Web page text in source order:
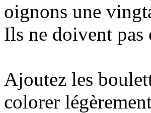
oignons une
Ils ne doivent pas
Ajoutez les
colorer